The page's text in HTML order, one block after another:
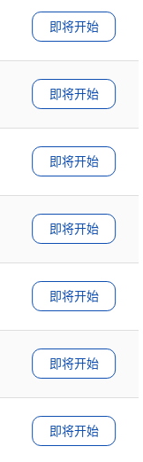
即将开始
即将开始
即将开始
即将开始
即将开始
即将开始
即将开始